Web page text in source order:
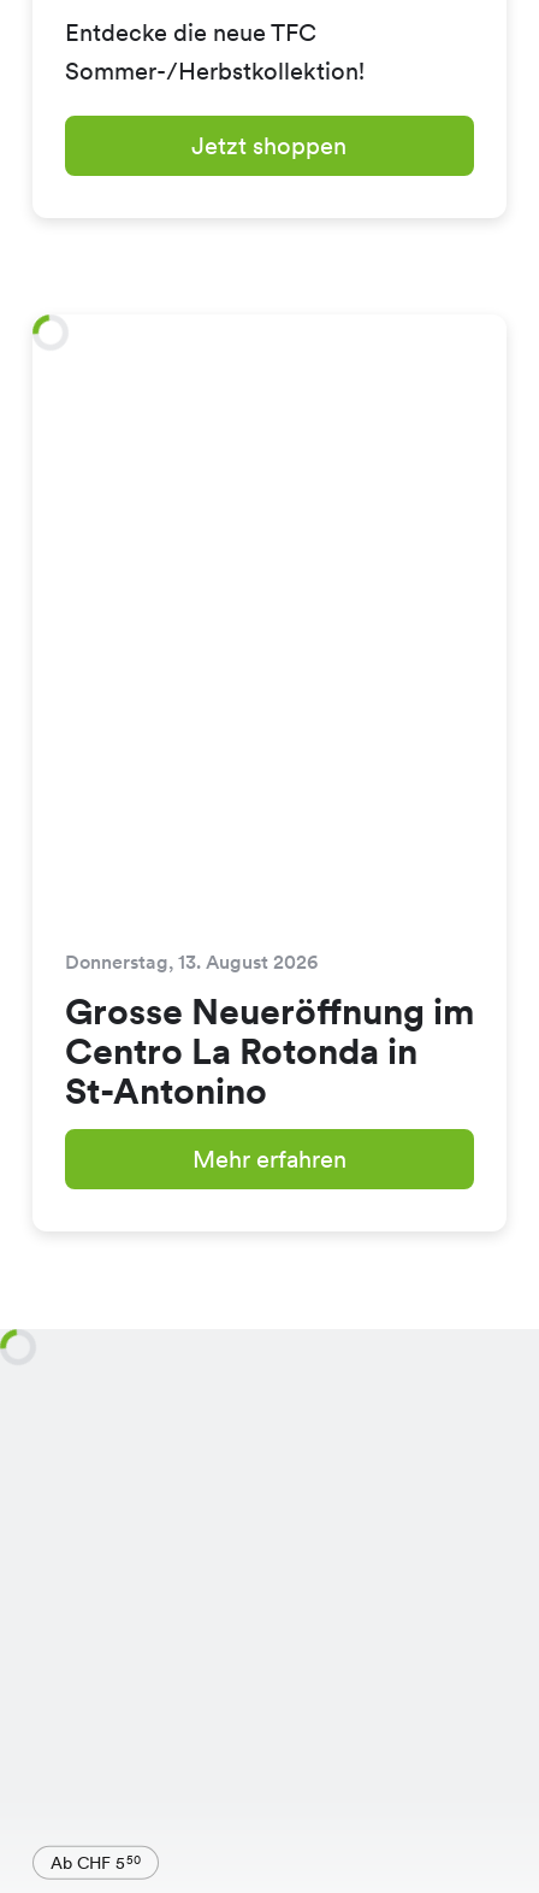
Entdecke die neue TFC
Sommer-/Herbstkollektion!
Jetzt shoppen
Donnerstag, 13. August 2026
Grosse Neueröffnung im
Centro La Rotonda in
St-Antonino
Mehr erfahren
Ab CHF 550